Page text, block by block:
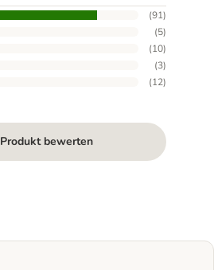
(91)
(5)
(10)
(3)
(12)
Produkt bewerten